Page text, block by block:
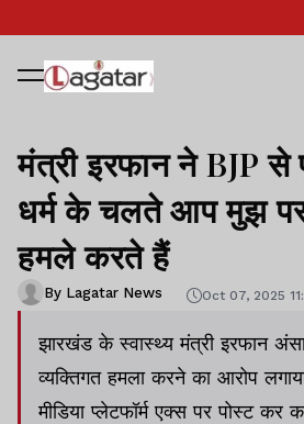
मंत्री इरफान ने BJP से
धर्म के चलते आप मुझ पर
हमले करते हैं
By Lagatar News Oct 07, 2025
झारखंड के स्वास्थ्य मंत्री इरफान
व्यक्तिगत हमला करने का आरोप
मीडिया प्लेटफॉर्म एक्स पर पोस्ट कर